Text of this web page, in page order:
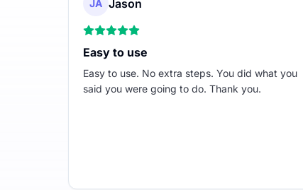
JA Jason
Easy to use
Easy to use. No extra steps. You did what you
said you were going to do. Thank you.